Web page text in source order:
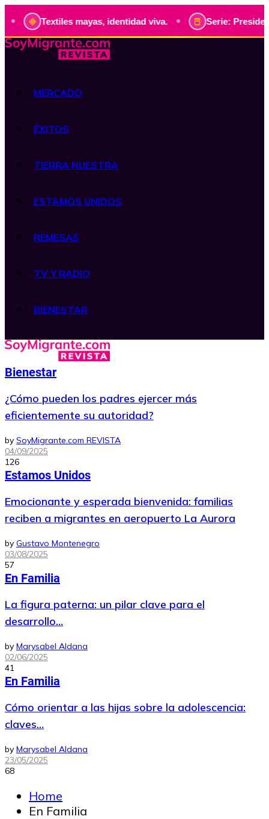
Textiles mayas, identidad viva. • Serie:
MERCADO
ÉXITOS
TIERRA NUESTRA
ESTAMOS UNIDOS
REMESAS
TV Y RADIO
BIENESTAR
Bienestar
¿Cómo pueden los padres ejercer más
eficientemente su autoridad?
by SoyMigrante.com REVISTA
04/09/2025
126
Estamos Unidos
Emocionante y esperada bienvenida: familias
reciben a migrantes en aeropuerto La Aurora
by Gustavo Montenegro
03/08/2025
57
En Familia
La figura paterna: un pilar clave para el
desarrollo…
by Marysabel Aldana
02/06/2025
41
En Familia
Cómo orientar a las hijas sobre la adolescencia:
claves…
by Marysabel Aldana
23/05/2025
68
Home
En Familia